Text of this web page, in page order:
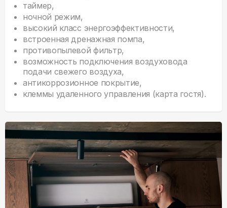
таймер,
ночной режим,
высокий класс энергоэффективности,
встроенная дренажная помпа,
противопылевой фильтр,
возможность подключения воздуховода
подачи свежего воздуха,
антикоррозионное покрытие,
клеммы удаленного управления (карта гостя).